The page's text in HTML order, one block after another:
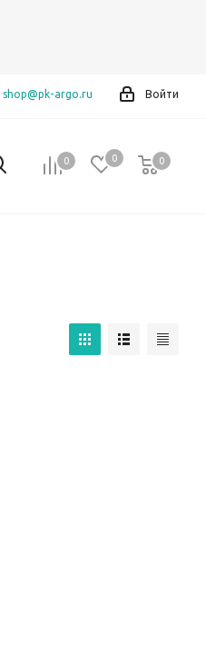
Войти
shop@pk-argo.ru
0 0 0
0